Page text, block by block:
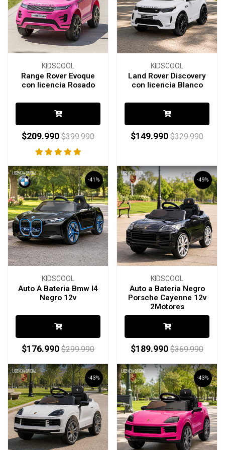
KIDSCOOL
Range Rover Evoque
con licencia Rosado
$209.990 $399.990
KIDSCOOL
Land Rover Discovery
con licencia Blanco
$149.990 $329.990
-41%
KIDSCOOL
Auto A Bateria Bmw I4
Negro 12v
$176.990 $299.990
-49%
KIDSCOOL
Auto a Bateria Negro
Porsche Cayenne 12v
2Motores
$189.990 $369.990
-43% -43%